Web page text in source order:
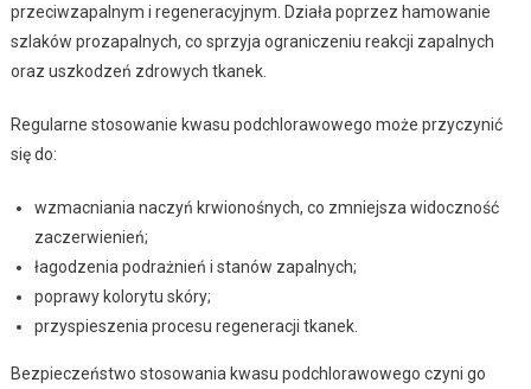
przeciwzapalnym i regeneracyjnym. Działa poprzez hamowanie
szlaków prozapalnych, co sprzyja ograniczeniu reakcji zapalnych
oraz uszkodzeń zdrowych tkanek.
Regularne stosowanie kwasu podchlorawowego może przyczynić
się do:
wzmacniania naczyń krwionośnych, co zmniejsza widoczność
zaczerwienień;
łagodzenia podrażnień i stanów zapalnych;
poprawy kolorytu skóry;
przyspieszenia procesu regeneracji tkanek.
Bezpieczeństwo stosowania kwasu podchlorawowego czyni go